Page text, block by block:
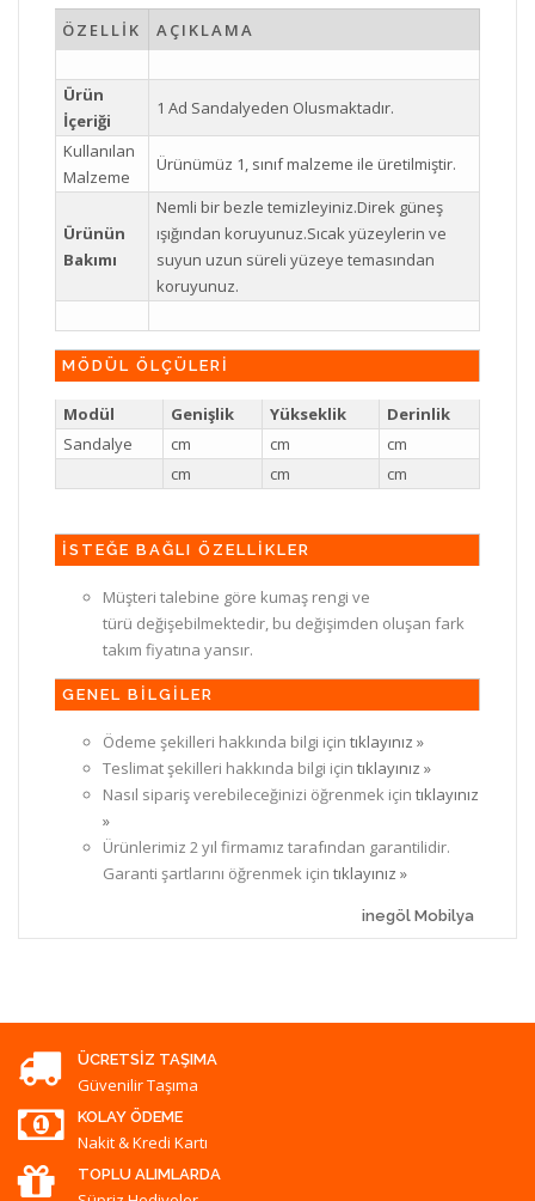
ÖZELLİK AÇIKLAMA
Ürün
İçeriği
1 Ad Sandalyeden Olusmaktadır.
Kullanılan
Malzeme
Ürünümüz 1, sınıf malzeme ile üretilmiştir.
Ürünün
Bakımı
Nemli bir bezle temizleyiniz.Direk güneş
ışığından koruyunuz.Sıcak yüzeylerin ve
suyun uzun süreli yüzeye temasından
koruyunuz.
MÖDÜL ÖLÇÜLERİ
Modül Genişlik Yükseklik
Derinlik
Sandalye
cm cm
cm
cm
cm cm
İSTEĞE BAĞLI ÖZELLİKLER
Müşteri talebine göre kumaş rengi ve
türü değişebilmektedir, bu değişimden oluşan fark
takım fiyatına yansır.
GENEL BİLGİLER
Ödeme şekilleri hakkında bilgi için tıklayınız »
Teslimat şekilleri hakkında bilgi için tıklayınız »
Nasıl sipariş verebileceğinizi öğrenmek için tıklayınız
»
Ürünlerimiz 2 yıl firmamız tarafından garantilidir.
Garanti şartlarını öğrenmek için tıklayınız »
inegöl Mobilya
ÜCRETSIZ TAŞIMA
Güvenilir Taşıma
KOLAY ÖDEME
Nakit & Kredi Kartı
TOPLU ALIMLARDA